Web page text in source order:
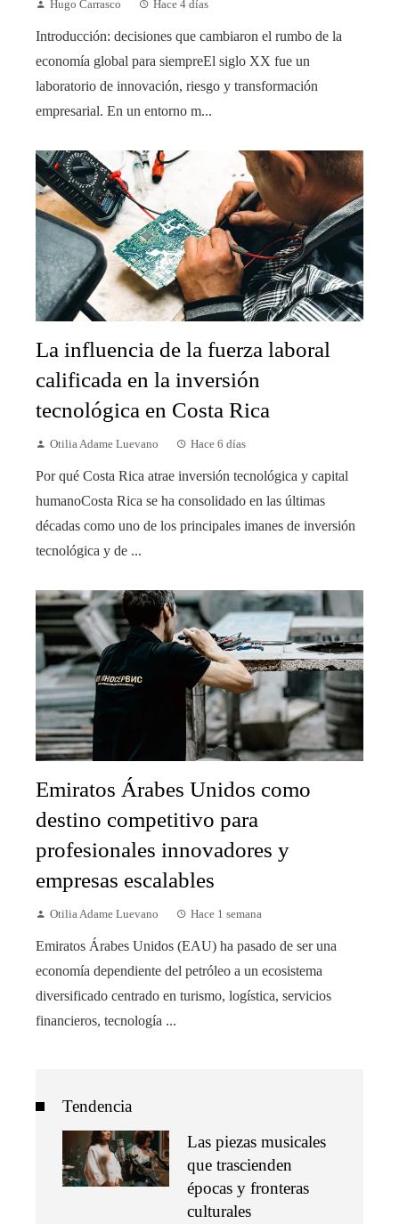
Hugo Carrasco Hace 4 días
Introducción: decisiones que cambiaron el rumbo de la
economía global para siempreEl siglo XX fue un
laboratorio de innovación, riesgo y transformación
empresarial. En un entorno m...
La influencia de la fuerza laboral
calificada en la inversión
tecnológica en Costa Rica
Otilia Adame Luevano Hace 6 días
Por qué Costa Rica atrae inversión tecnológica y capital
humanoCosta Rica se ha consolidado en las últimas
décadas como uno de los principales imanes de inversión
tecnológica y de ...
Emiratos Árabes Unidos como
destino competitivo para
profesionales innovadores y
empresas escalables
Otilia Adame Luevano Hace 1 semana
Emiratos Árabes Unidos (EAU) ha pasado de ser una
economía dependiente del petróleo a un ecosistema
diversificado centrado en turismo, logística, servicios
financieros, tecnología ...
Tendencia
Las piezas musicales
que trascienden
épocas y fronteras
culturales